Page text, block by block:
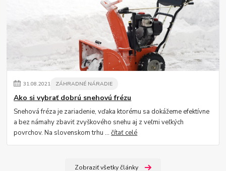
31.08.2021 ZÁHRADNÉ NÁRADIE
Ako si vybrať dobrú snehovú frézu
Snehová fréza je zariadenie, vďaka ktorému sa dokážeme efektívne
a bez námahy zbaviť zvyškového snehu aj z veľmi veľkých
povrchov. Na slovenskom trhu ...čítať celé
Zobraziť všetky články